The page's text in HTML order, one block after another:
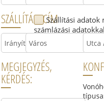
Szállítási adatok
számlázási adatokkal
SZÁLLÍTÁSI CÍM
MEGJEGYZÉS,
KÉRDÉS: